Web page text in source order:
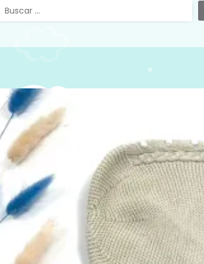
Pelele Largo Punto
Beige 4
Pelele largo manga larga en punto de
con botones de clip en la entrepierna y
en la espalda para facilitar el cambio del
Elaborado en punto 100 % algodón ideal
época de la primavera y el verano. Marca
pecesa
Puedes ver más opciones de peleles en
página en el siguiente enlace
https://canastilla.com.es/pelele-verano/